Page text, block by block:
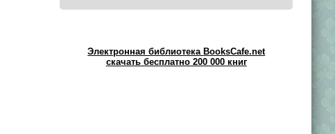
Электронная библиотека BooksCafe.net
скачать бесплатно 200 000 книг